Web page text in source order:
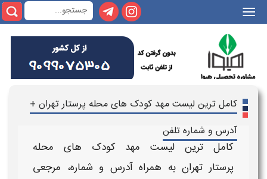
|||
کامل ترین لیست مهد کودک های محله پرستار تهران +
آدرس و شماره تلفن
کامل ترین لیست مهد کودک های محله
پرستار تهران به همراه آدرس و شماره، مرجعی